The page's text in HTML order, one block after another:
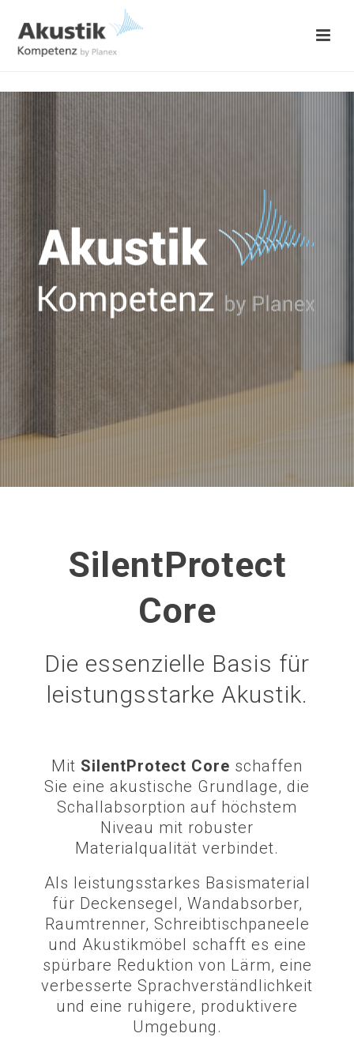
SilentProtect
Core
Die essenzielle Basis für
leistungsstarke Akustik.
Mit SilentProtect Core schaffen
Sie eine akustische Grundlage, die
Schallabsorption auf höchstem
Niveau mit robuster
Materialqualität verbindet.
Als leistungsstarkes Basismaterial
für Deckensegel, Wandabsorber,
Raumtrenner, Schreibtischpaneele
und Akustikmöbel schafft es eine
spürbare Reduktion von Lärm, eine
verbesserte Sprachverständlichkeit
und eine ruhigere, produktivere
Umgebung.